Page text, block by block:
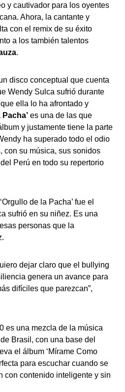
y cautivador para los oyentes
Ahora, la cantante y
con el remix de su éxito
a los también talentos
.
disco conceptual que cuenta
Wendy Sulca sufrió durante
ella lo ha afrontado y
Pacha’ es una de las que
y justamente tiene la parte
ha superado todo el odio
con su música, sus sonidos
Perú en todo su repertorio
de la Pacha’ fue el
sufrió en su niñez. Es una
personas que la
dejar claro que el bullying
genera un avance para
difíciles que parezcan”,
es una mezcla de la música
Brasil, con una base del
el álbum ‘Mírame Como
para escuchar cuando se
con contenido inteligente y sin